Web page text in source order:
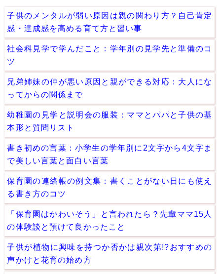
子供のメンタルが弱い原因は親の関わり方？自己肯定
感・達成感を高める育て方と習い事
社会科見学で学んだこと：学年別の見学先と準備のコ
ツ
兄弟姉妹の仲が悪い原因と親ができる対応：大人にな
ってからの関係まで
幼稚園の見学と説明会の服装：ママとパパと子供の基
本形と質問リスト
書き初めの言葉：小学生の学年別に2文字から4文字ま
で美しい言葉と面白い言葉
保育園の連絡帳の例文集：書くことがない日にも使え
る書き方のコツ
「保育園はかわいそう」と言われたら？先輩ママ15人
の体験談と預けて良かったこと
子供が植物に興味を持つか否かは親次第!?おすすめの
声かけと花育の始め方